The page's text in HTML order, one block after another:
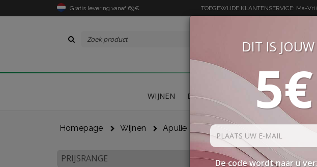
Gratis levering vanaf 69€ TOEGEWIJDE KLANTENSERVICE: Ma-
WIJNEN DELICATESSEN PAKKETTEN
Homepage Wijnen Apulië
PRIJSRANGE SORTEER
DIT IS
5€
De code wordt naar u